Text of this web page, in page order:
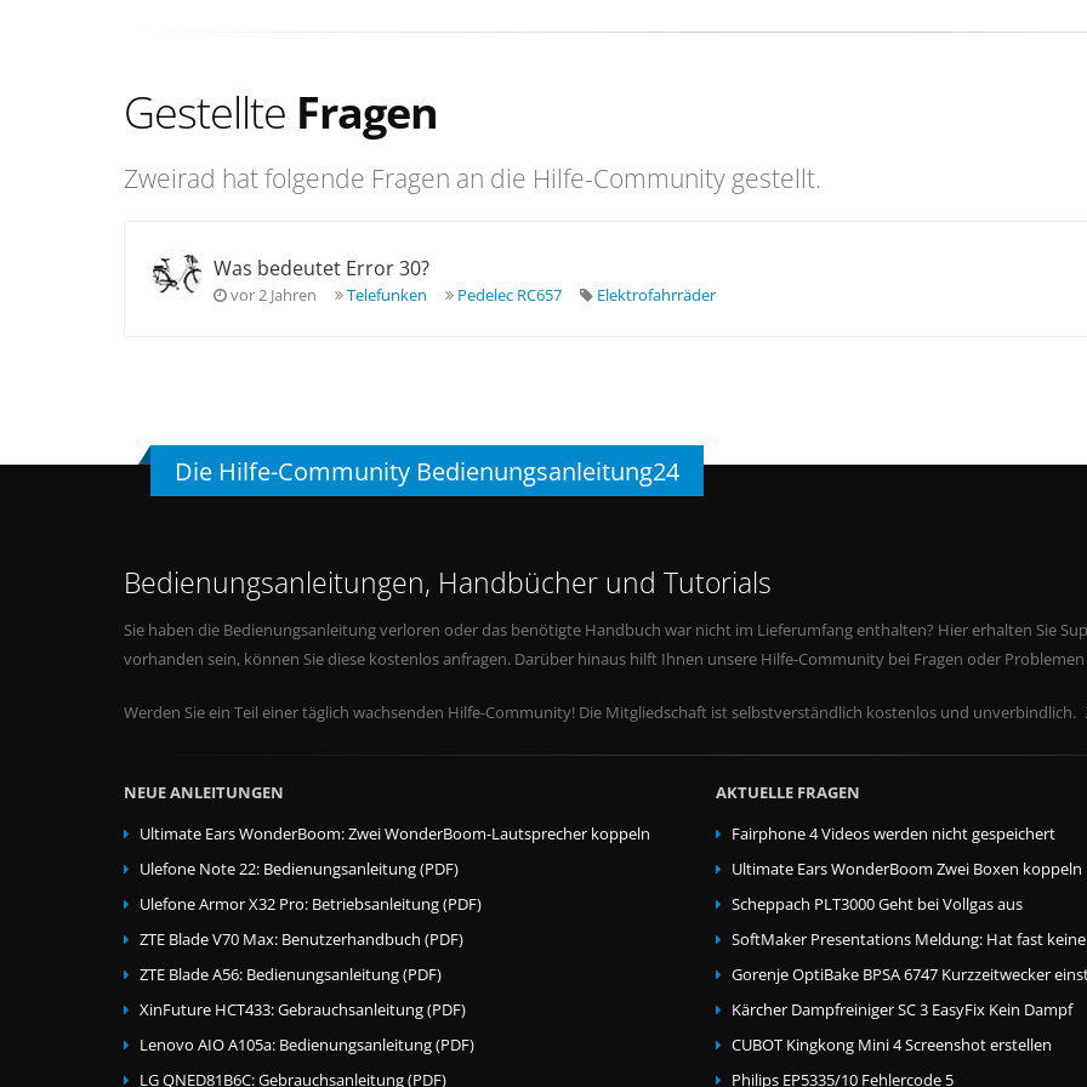
Gestellte Fragen
Zweirad hat folgende Fragen an die Hilfe-Community gestellt.
Was bedeutet Error 30?
vor 2 Jahren Telefunken Pedelec RC657 Elektrofahrräder
Die Hilfe-Community Bedienungsanleitung24
Bedienungsanleitungen, Handbücher und Tutorials
Sie haben die Bedienungsanleitung verloren oder das benötigte Handbuch war nicht im Lieferumfang enthalten? Hier erhalten Sie
vorhanden sein, können Sie diese kostenlos anfragen. Darüber hinaus hilft Ihnen unsere Hilfe-Community bei Fragen oder
Werden Sie ein Teil einer täglich wachsenden Hilfe-Community! Die Mitgliedschaft ist selbstverständlich kostenlos und unverbindlich.
NEUE ANLEITUNGEN
Ultimate Ears WonderBoom: Zwei WonderBoom-Lautsprecher koppeln
Ulefone Note 22: Bedienungsanleitung (PDF)
Ulefone Armor X32 Pro: Betriebsanleitung (PDF)
ZTE Blade V70 Max: Benutzerhandbuch (PDF)
ZTE Blade A56: Bedienungsanleitung (PDF)
XinFuture HCT433: Gebrauchsanleitung (PDF)
Lenovo AIO A105a: Bedienungsanleitung (PDF)
LG QNED81B6C: Gebrauchsanleitung (PDF)
AKTUELLE FRAGEN
Fairphone 4 Videos werden nicht gespeichert
Ultimate Ears WonderBoom Zwei Boxen koppeln
Scheppach PLT3000 Geht bei Vollgas aus
SoftMaker Presentations Meldung: Hat fast
Gorenje OptiBake BPSA 6747 Kurzzeitwecker
Kärcher Dampfreiniger SC 3 EasyFix Kein Dampf
CUBOT Kingkong Mini 4 Screenshot erstellen
Philips EP5335/10 Fehlercode 5